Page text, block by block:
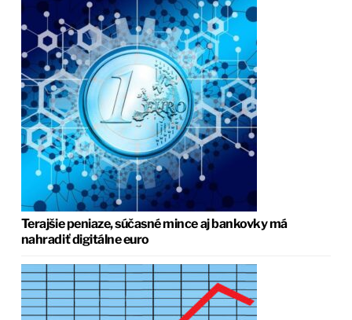
Terajšie peniaze, súčasné mince aj bankovky má
nahradiť digitálne euro